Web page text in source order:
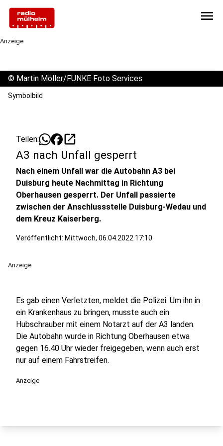
menu
Anzeige
© Martin Möller/FUNKE Foto Services
Symbolbild
Teilen: open_in_new
A3 nach Unfall gesperrt
Nach einem Unfall war die Autobahn A3 bei
Duisburg heute Nachmittag in Richtung
Oberhausen gesperrt. Der Unfall passierte
zwischen der Anschlussstelle Duisburg-Wedau und
dem Kreuz Kaiserberg.
Veröffentlicht: Mittwoch, 06.04.2022 17:10
Anzeige
Es gab einen Verletzten, meldet die Polizei. Um ihn in
ein Krankenhaus zu bringen, musste auch ein
Hubschrauber mit einem Notarzt auf der A3 landen.
Die Autobahn wurde in Richtung Oberhausen etwa
gegen 16.40 Uhr wieder freigegeben, wenn auch erst
nur auf einem Fahrstreifen.
Anzeige